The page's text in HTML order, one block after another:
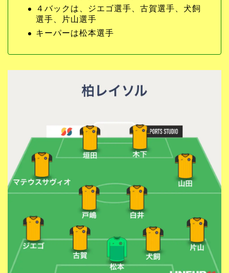
４バックは、ジエゴ選手、古賀選手、犬飼
選手、片山選手
キーパーは松本選手